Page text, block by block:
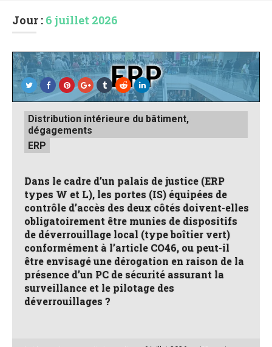
Jour : 6 juillet 2026
Posted
inDistribution intérieure du bâtiment,
dégagements
ERP
Dans le cadre d’un palais de justice (ERP
types W et L), les portes (IS) équipées de
contrôle d’accès des deux côtés doivent-elles
obligatoirement être munies de dispositifs
de déverrouillage local (type boîtier vert)
conformément à l’article CO46, ou peut-il
être envisagé une dérogation en raison de la
présence d’un PC de sécurité assurant la
surveillance et le pilotage des
déverrouillages ?